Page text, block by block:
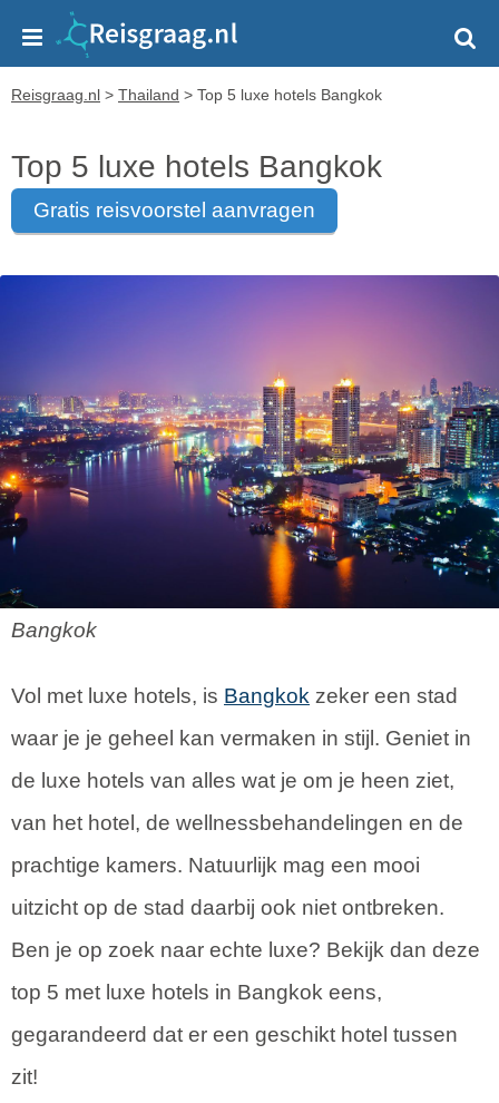
Reisgraag.nl > Thailand > Top 5 luxe hotels Bangkok
Top 5 luxe hotels Bangkok
gratis reisvoorstel aanvragen
Bangkok
Vol met luxe hotels, is Bangkok zeker een stad
waar je je geheel kan vermaken in stijl. Geniet in
de luxe hotels van alles wat je om je heen ziet,
van het hotel, de wellnessbehandelingen en de
prachtige kamers. Natuurlijk mag een mooi
uitzicht op de stad daarbij ook niet ontbreken.
Ben je op zoek naar echte luxe? Bekijk dan deze
top 5 met luxe hotels in Bangkok eens,
gegarandeerd dat er een geschikt hotel tussen
zit!